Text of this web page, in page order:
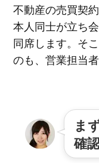
不動産の売買契
本人同士が立ち
同席します。そ
のも、営業担当
ま
確